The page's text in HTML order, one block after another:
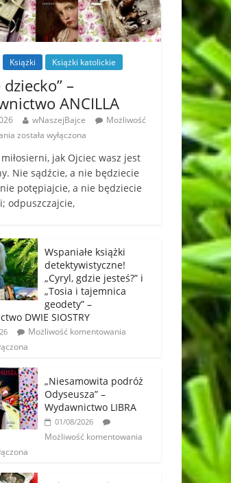
Książki Książki katolickie
dziecko” –
ANCILLA
wNaszejBajce
Możliwość
została wyłączona
jak Ojciec wasz jest
Nie sądźcie, a nie będziecie
potępiajcie, a nie będziecie
odpuszczajcie,
Wspaniałe książki
detektywistyczne!
„Cyryl, gdzie jesteś?” i
„Tosia i tajemnica
geodety” –
DWIE SIOSTRY
Możliwość komentowania
„Niesamowita podróż
Odyseusza” –
Wydawnictwo LIBRA
01/08/2026
Możliwość komentowania